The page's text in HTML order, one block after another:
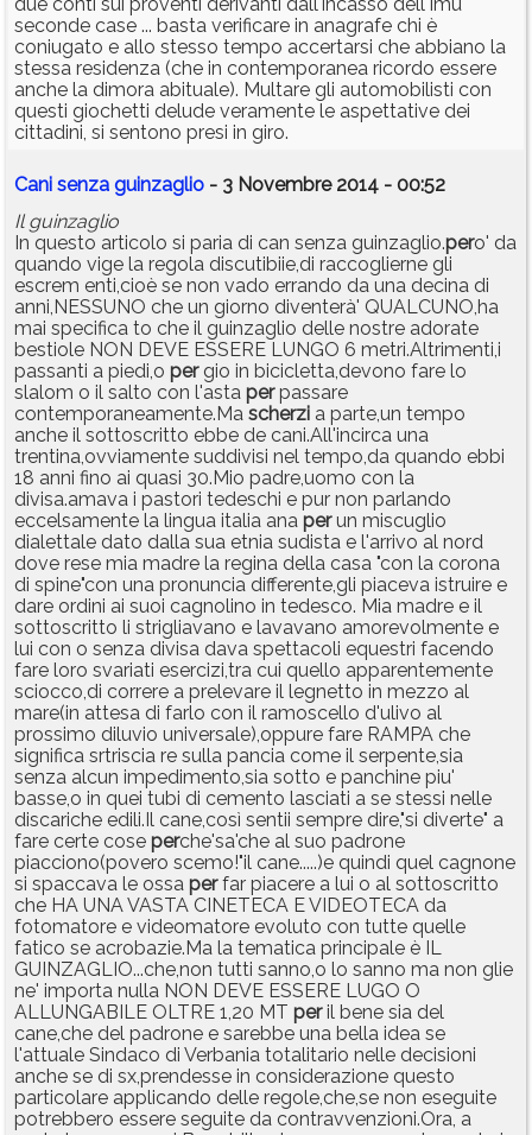
due conti sui proventi derivanti dall'incasso dell'Imu
seconde case ... basta verificare in anagrafe chi è
coniugato e allo stesso tempo accertarsi che abbiano la
stessa residenza (che in contemporanea ricordo essere
anche la dimora abituale). Multare gli automobilisti con
questi giochetti delude veramente le aspettative dei
cittadini, si sentono presi in giro.
Cani senza guinzaglio - 3 Novembre 2014 - 00:52
Il guinzaglio
In questo articolo si paria di can senza guinzaglio.pero' da
quando vige la regola discutibiie,di raccoglierne gli
escrem enti,cioè se non vado errando da una decina di
anni,NESSUNO che un giorno diventerà' QUALCUNO,ha
mai specifica to che il guinzaglio delle nostre adorate
bestiole NON DEVE ESSERE LUNGO 6 metri.Altrimenti,i
passanti a piedi,o pergio in bicicletta,devono fare lo
slalom o il salto con l'asta perpassare
contemporaneamente.Ma scherzi a parte,un tempo
anche il sottoscritto ebbe de cani.All'incirca una
trentina,ovviamente suddivisi nel tempo,da quando ebbi
18 anni fino ai quasi 30.Mio padre,uomo con la
divisa.amava i pastori tedeschi e pur non parlando
eccelsamente la lingua italia ana perun miscuglio
dialettale dato dalla sua etnia sudista e l'arrivo al nord
dove rese mia madre la regina della casa "con la corona
di spine"con una pronuncia differente,gli piaceva istruire e
dare ordini ai suoi cagnolino in tedesco. Mia madre e il
sottoscritto li strigliavano e lavavano amorevolmente e
lui con o senza divisa dava spettacoli equestri facendo
fare loro svariati esercizi,tra cui quello apparentemente
sciocco,di correre a prelevare il legnetto in mezzo al
mare(in attesa di farlo con il ramoscello d'ulivo al
prossimo diluvio universale),oppure fare RAMPA che
significa srtriscia re sulla pancia come il serpente,sia
senza alcun impedimento,sia sotto e panchine piu'
basse,o in quei tubi di cemento lasciati a se stessi nelle
discariche edili.Il cane,così sentii sempre dire,"si diverte" a
fare certe cose perche'sa'che al suo padrone
piacciono(povero scemo!"il cane.....)e quindi quel cagnone
si spaccava le ossa perfar piacere a lui o al sottoscritto
che HA UNA VASTA CINETECA E VIDEOTECA da
fotomatore e videomatore evoluto con tutte quelle
fatico se acrobazie.Ma la tematica principale è IL
GUINZAGLIO...che,non tutti sanno,o lo sanno ma non glie
ne' importa nulla NON DEVE ESSERE LUGO O
ALLUNGABILE OLTRE 1,20 MT peril bene sia del
cane,che del padrone e sarebbe una bella idea se
l'attuale Sindaco di Verbania totalitario nelle decisioni
anche se di sx,prendesse in considerazione questo
particolare applicando delle regole,che,se non eseguite
potrebbero essere seguite da contravvenzioni.Ora, a